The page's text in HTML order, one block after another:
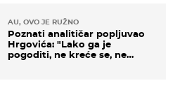
AU, OVO JE RUŽNO
Poznati analitičar popljuvao
Hrgovića: "Lako ga je
pogoditi, ne kreće se, ne